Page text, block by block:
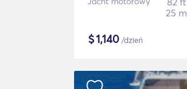
25 m
$1,140 /dzień